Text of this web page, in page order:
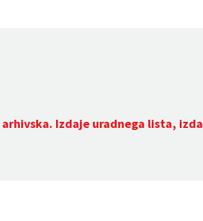
arhivska. Izdaje uradnega lista,